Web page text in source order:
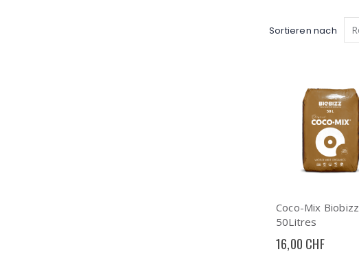
Sortieren nach
Coco-Mix Biobizz
50Litres
16,00 CHF